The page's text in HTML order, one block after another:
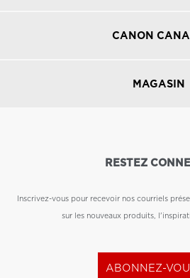
CANON
MAGASIN
RESTEZ
Inscrivez-vous pour recevoir nos courriels
sur les nouveaux produits,
ABONNEZ-